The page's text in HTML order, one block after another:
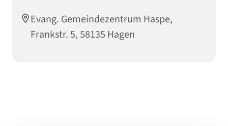
Evang. Gemeindezentrum Haspe,
Frankstr. 5, 58135 Hagen